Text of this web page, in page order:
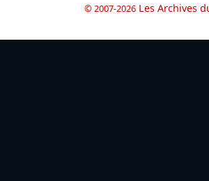
© 2007-2026 Les Archives